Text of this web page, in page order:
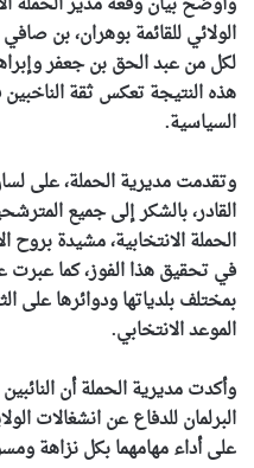
الولائي للقائمة بوهران، بن
لكل من عبد الحق بن جعفر
هذه النتيجة تعكس ثقة الناخبين
السياسية.
وتقدمت مديرية الحملة، على
القادر، بالشكر إلى جميع
الحملة الانتخابية، مشيدة بروح
في تحقيق هذا الفوز، كما عبرت
بمختلف بلدياتها ودوائرها على
الموعد الانتخابي.
وأكدت مديرية الحملة أن
البرلمان للدفاع عن انشغالات
على أداء مهامهما بكل نزاهة